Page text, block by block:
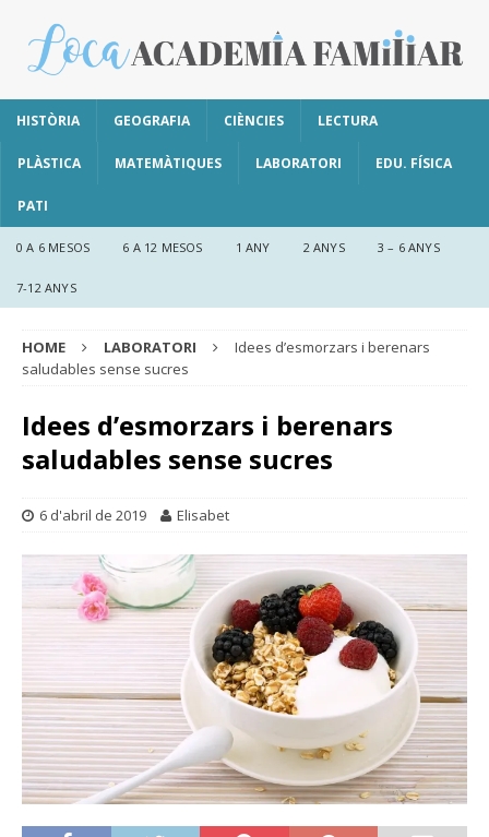
HISTÒRIA GEOGRAFIA CIÈNCIES LECTURA
PLÀSTICA MATEMÀTIQUES LABORATORI EDU. FÍSICA
PATI
0 A 6 MESOS 6 A 12 MESOS 1 ANY 2 ANYS 3 – 6 ANYS
7-12 ANYS
HOME LABORATORI
Idees d’esmorzars i berenars
saludables sense sucres
Idees d’esmorzars i berenars
saludables sense sucres
6 d'abril de 2019 Elisabet